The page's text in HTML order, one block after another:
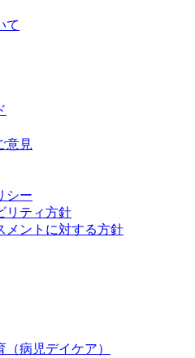
て
意見
シー
リティ方針
メントに対する方針
病児デイケア）